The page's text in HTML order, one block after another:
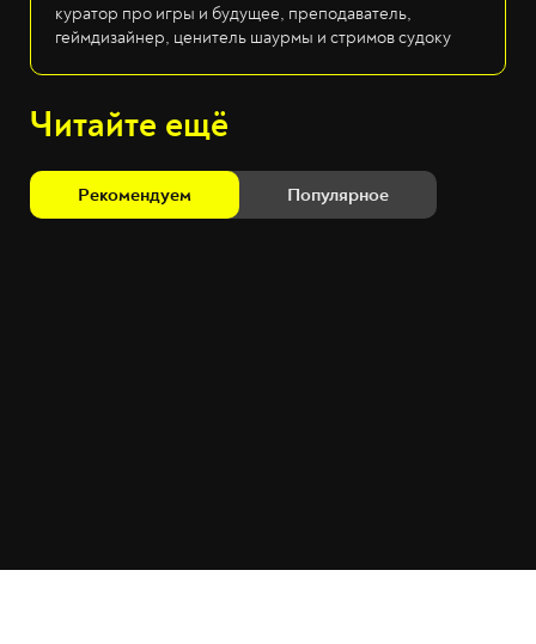
куратор про игры и будущее, преподаватель,
геймдизайнер, ценитель шаурмы и стримов судоку
Читайте ещё
Рекомендуем Популярное